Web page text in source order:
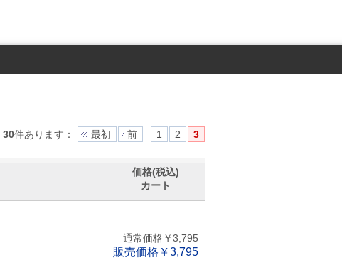
30件あります ： 最初 前 1 2 3
価格(税込)
カート
通常価格￥3,795
販売価格￥3,795